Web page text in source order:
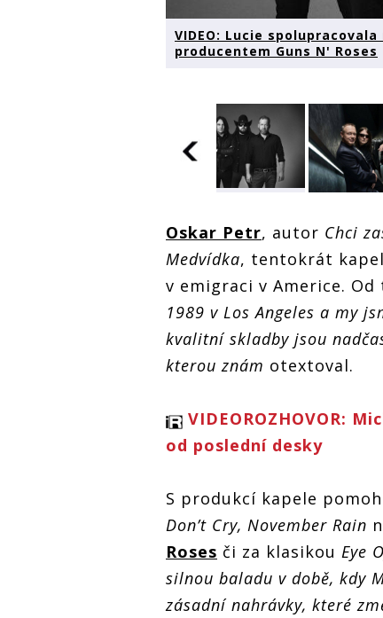
VIDEO: Lucie
producentem Guns N' Roses
na novince
Nejlepší, kterou
znám s
producentem
Nejlepší,
znám s
Guns N'
Oskar Petr, autor Chci
Medvídka, tentokrát
v emigraci v Americe.
1989 v Los Angeles a my
kvalitní skladby jsou
kterou znám otextoval.
VIDEOROZHOVOR:
od poslední desky
S produkcí kapele
Don’t Cry, November Rain
Roses či za klasikou Eye
silnou baladu v době, kdy
zásadní nahrávky, které